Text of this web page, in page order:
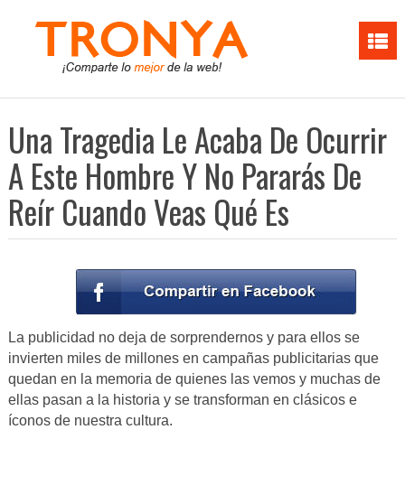
Una Tragedia Le Acaba De Ocurrir
A Este Hombre Y No Pararás De
Reír Cuando Veas Qué Es
La publicidad no deja de sorprendernos y para ellos se
invierten miles de millones en campañas publicitarias que
quedan en la memoria de quienes las vemos y muchas de
ellas pasan a la historia y se transforman en clásicos e
íconos de nuestra cultura.